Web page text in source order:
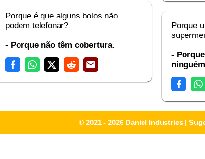
Porque é que alguns bolos não
podem telefonar?
- Porque não têm cobertura.
Porque
-
© 2021 - 2026 Daniel Industries |